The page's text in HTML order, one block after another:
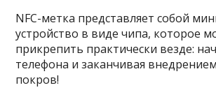
NFC-метка представляет собой
устройство в виде чипа, которое
прикрепить практически везде:
телефона и заканчивая
покров!